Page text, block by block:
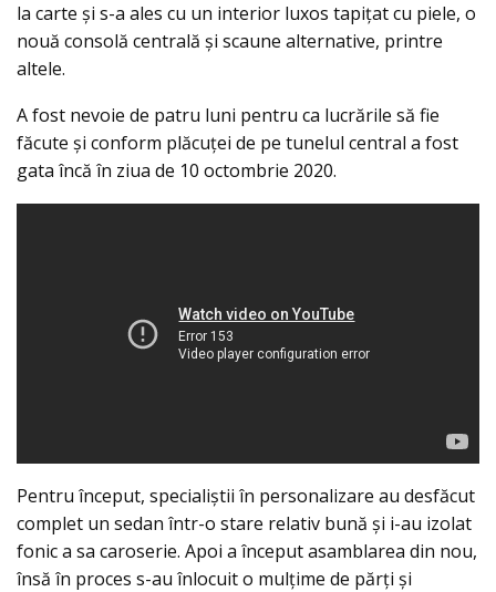
la carte şi s-a ales cu un interior luxos tapiţat cu piele, o
nouă consolă centrală şi scaune alternative, printre
altele.
A fost nevoie de patru luni pentru ca lucrările să fie
făcute şi conform plăcuţei de pe tunelul central a fost
gata încă în ziua de 10 octombrie 2020.
Pentru început, specialiștii în personalizare au desfăcut
complet un sedan într-o stare relativ bună şi i-au izolat
fonic a sa caroserie. Apoi a început asamblarea din nou,
însă în proces s-au înlocuit o mulţime de părţi şi